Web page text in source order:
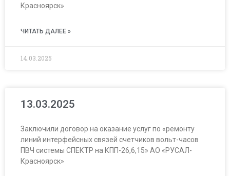
Красноярск»
ЧИТАТЬ ДАЛЕЕ »
14.03.2025
13.03.2025
Заключили договор на оказание услуг по «ремонту
линий интерфейсных связей счетчиков вольт-часов
ПВЧ системы СПЕКТР на КПП-26,6,15» АО «РУСАЛ-
Красноярск»